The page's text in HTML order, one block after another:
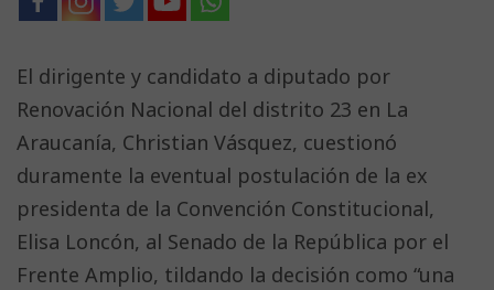
El dirigente y candidato a diputado por
Renovación Nacional del distrito 23 en La
Araucanía, Christian Vásquez, cuestionó
duramente la eventual postulación de la ex
presidenta de la Convención Constitucional,
Elisa Loncón, al Senado de la República por el
Frente Amplio, tildando la decisión como “una